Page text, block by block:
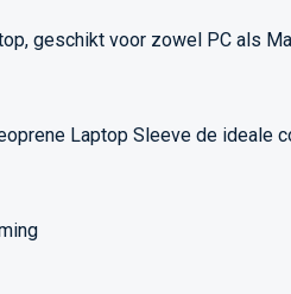
geschikt voor zowel PC als
Laptop Sleeve de